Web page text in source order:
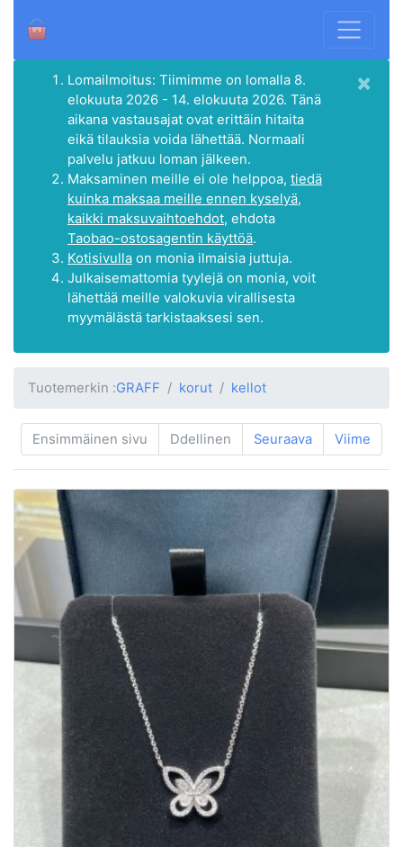
Lomailmoitus: Tiimimme on lomalla 8.
elokuuta 2026 - 14. elokuuta 2026. Tänä
aikana vastausajat ovat erittäin hitaita
eikä tilauksia voida lähettää. Normaali
palvelu jatkuu loman jälkeen.
Maksaminen meille ei ole helppoa, tiedä
kuinka maksaa meille ennen kyselyä,
kaikki maksuvaihtoehdot, ehdota
Taobao-ostosagentin käyttöä.
Kotisivulla on monia ilmaisia juttuja.
Julkaisemattomia tyylejä on monia, voit
lähettää meille valokuvia virallisesta
myymälästä tarkistaaksesi sen.
×
Tuotemerkin :GRAFF korut kellot
Ensimmäinen sivu Ddellinen Seuraava Viime